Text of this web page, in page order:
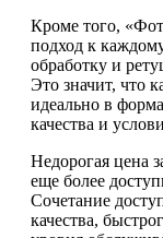
Кроме того,
подход к
обработку и
Это значит, что
идеально в
качества и
Недорогая цена
еще более
Сочетание
качества,